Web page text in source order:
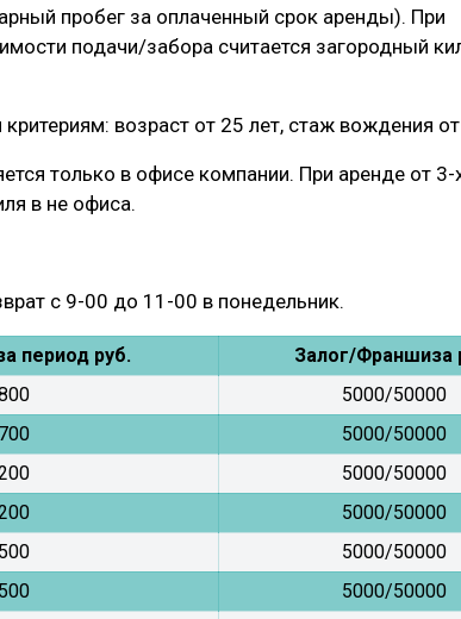
пробег за оплаченный срок аренды). При
подачи/забора считается загородный
возраст от 25 лет, стаж вождения от
только в офисе компании. При аренде от 3-
в не офиса.
с 9-00 до 11-00 в понедельник.
период руб.
Залог/Франшиза
5000/50000
5000/50000
5000/50000
5000/50000
5000/50000
5000/50000